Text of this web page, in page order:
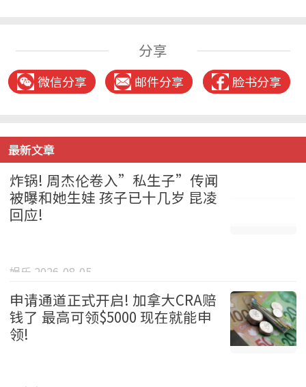
分享
微信分享 邮件分享 脸书分享
最新文章
炸锅! 周杰伦卷入”私生子”传闻
被曝和她生娃 孩子已十几岁 昆凌
回应!
娱乐 2026-08-05
申请通道正式开启! 加拿大CRA赔
钱了 最高可领$5000 现在就能申
领!